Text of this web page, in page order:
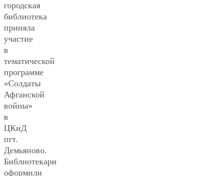
городская
библиотека
приняла
участие
в
тематической
программе
«Солдаты
Афганской
войны»
в
ЦКиД
пгт.
Демьяново.
Библиотекари
оформили